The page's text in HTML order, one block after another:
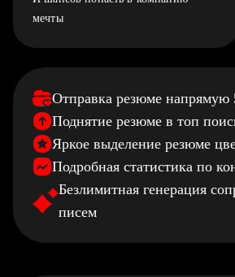
мечты
Отправка резюме напрямую
Поднятие резюме в топ
Яркое выделение резюме
Подробная статистика по
Безлимитная генерация
писем